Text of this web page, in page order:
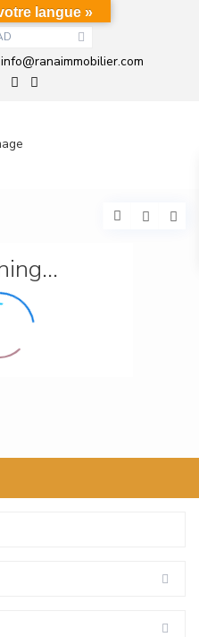
info@ranaimmobilier.com
langue »